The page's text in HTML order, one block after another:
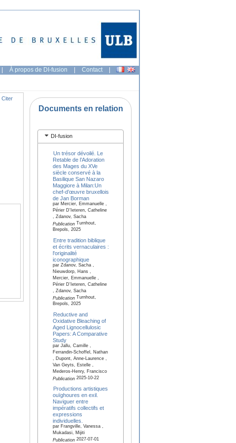
| À propos de DI-fusion | Contact |
Citer
Documents en relation
DI-fusion
Un trésor dévoilé. Le
Retable de l’Adoration
des Mages du XVe
siècle conservé à la
Basilique San Nazaro
Maggiore à Milan:Un
chef-d’œuvre bruxellois
de Jan Borman
par Mercier, Emmanuelle ,
Périer D'Ieteren, Catheline
, Zdanov, Sacha
PublicationTurnhout,
Brepols, 2025
Entre tradition biblique
et écrits vernaculaires :
l'originalité
iconographique
par Zdanov, Sacha ,
Nieuwdorp, Hans ,
Mercier, Emmanuelle ,
Périer D'Ieteren, Catheline
, Zdanov, Sacha
PublicationTurnhout,
Brepols, 2025
Reductive and
Oxidative Bleaching of
Aged Lignocellulosic
Papers: A Comparative
Study
par Jallu, Camille ,
Ferrandin-Schoffel, Nathan
, Dupont, Anne-Laurence ,
Van Geyts, Estelle ,
Mederos-Henry, Francisco
Publication2025-10-22
Productions artistiques
ouïghoures en exil.
Naviguer entre
impératifs collectifs et
expressions
individuelles.
par Frangville, Vanessa ,
Mukadasi, Mijiti
Publication2027-07-01